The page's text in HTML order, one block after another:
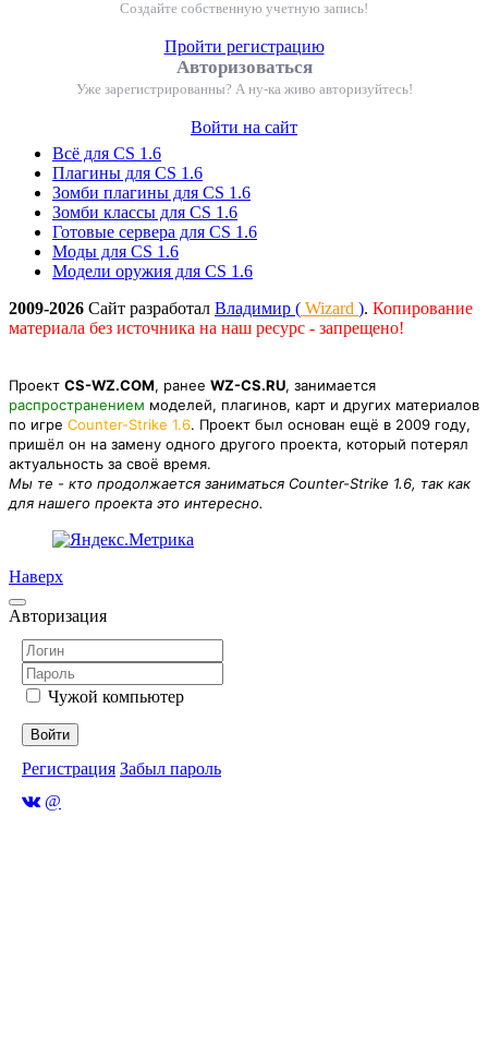
Создайте собственную учетную запись!
Пройти регистрацию
Авторизоваться
Уже зарегистрированны? А ну-ка живо авторизуйтесь!
Войти на сайт
Всё для CS 1.6
Плагины для CS 1.6
Зомби плагины для CS 1.6
Зомби классы для CS 1.6
Готовые сервера для CS 1.6
Моды для CS 1.6
Модели оружия для CS 1.6
2009-2026 Сайт разработал Владимир ( Wizard ). Копирование
материала без источника на наш ресурс - запрещено!
Проект CS-WZ.COM, ранее WZ-CS.RU, занимается
распространением моделей, плагинов, карт и других материалов
по игре Counter-Strike 1.6. Проект был основан ещё в 2009 году,
пришёл он на замену одного другого проекта, который потерял
актуальность за своё время.
Мы те - кто продолжается заниматься Counter-Strike 1.6, так как
для нашего проекта это интересно.
Наверх
Авторизация
Чужой компьютер
Войти
Регистрация Забыл пароль
@